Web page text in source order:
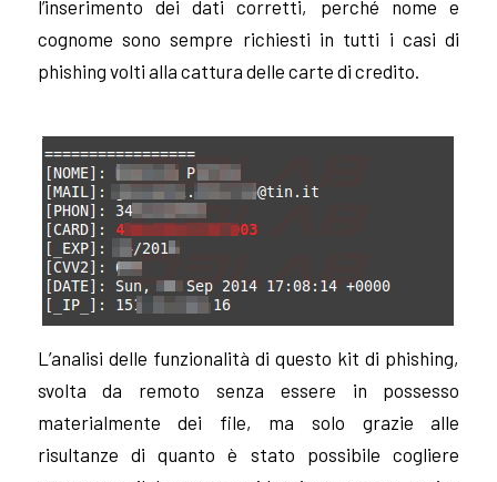
l’inserimento dei dati corretti, perché nome e
cognome sono sempre richiesti in tutti i casi di
phishing volti alla cattura delle carte di credito.
L’analisi delle funzionalità di questo kit di phishing,
svolta da remoto senza essere in possesso
materialmente dei file, ma solo grazie alle
risultanze di quanto è stato possibile cogliere